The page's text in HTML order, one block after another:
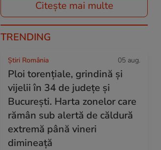
Citește mai multe
TRENDING
Știri România 05 aug.
Ploi torențiale, grindină și
vijelii în 34 de județe și
București. Harta zonelor care
rămân sub alertă de căldură
extremă până vineri
dimineață